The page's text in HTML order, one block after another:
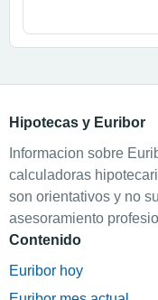
Hipotecas y Euribor
Informacion sobre
calculadoras
son orientativos y no
asesoramiento
Contenido
Euribor hoy